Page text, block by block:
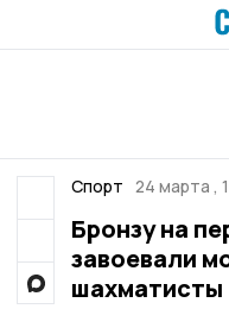
Спорт 24 марта ,
Бронзу на
завоевали
шахматисты